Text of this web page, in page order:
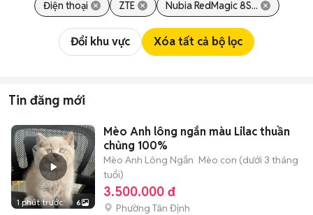
Điện thoại ZTE Nubia RedMagic 8S...
Đổi khu vực Xóa tất cả bộ lọc
Tin đăng mới
1 phút trước 6
Mèo Anh lông ngắn màu Lilac thuần
chủng 100%
Mèo Anh Lông Ngắn Mèo con (dưới 3 tháng
tuổi)
3.500.000 đ
Phường Tân Định